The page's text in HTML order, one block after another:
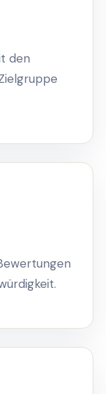
den